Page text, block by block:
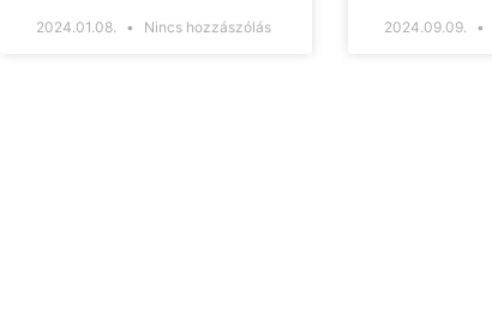
2024.01.08. Nincs hozzászólás 2024.09.09.